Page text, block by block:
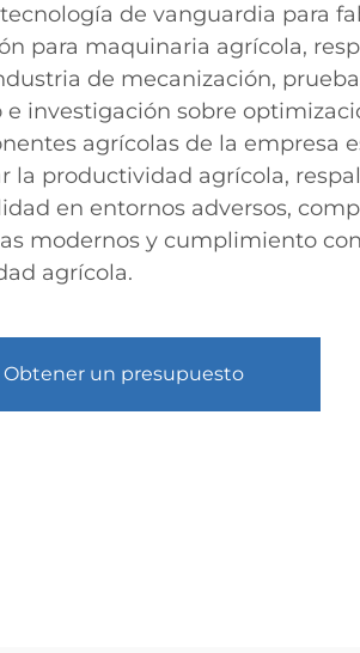
de vanguardia para
para maquinaria agrícola,
de mecanización,
e investigación sobre
agrícolas de la empresa
la productividad agrícola,
en entornos adversos,
modernos y cumplimiento
agrícola.
Obtener un presupuesto